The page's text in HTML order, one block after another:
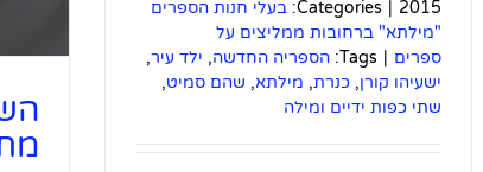
2015
|
Categories: בעלי חנות הספרים
"מילתא" ברחובות ממליצים על
ספרים |
Tags: הספריה החדשה, ילד עיר,
ישעיהו קורן,כנרת, מילתא, שהם סמיט,
שתי כפות ידיים ומילה